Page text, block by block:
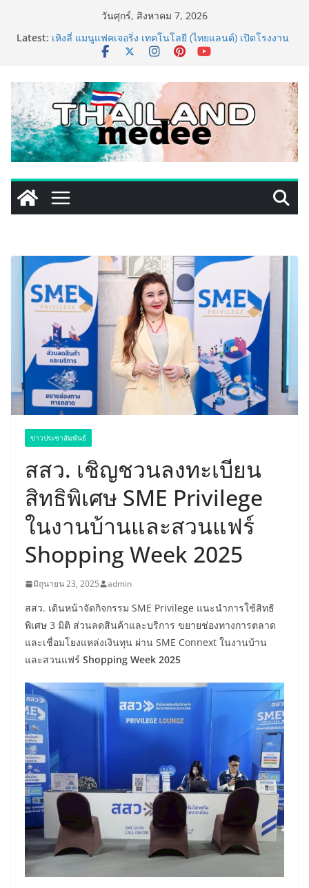
วันศุกร์, สิงหาคม 7, 2026
Latest: ททท. ประกาศความสำเร็จ Village to the World Season
5 ผนึก 9 พันธมิตร ขับเคลื่อน ESG Tourism สืบสานพระ
เหิงลี่ แมนูแฟคเจอริ่ง เทคโนโลยี (ไทยแลนด์) เปิดโรงงาน
แห่งใหม่ในชลบุรี เดินหน้าขยายฐานการผลิตสู่เอเชียตะวัน
ออกเฉียงใต้ เสริมแกร่งยุทธศาสตร์ระดับโลก
TECNO ประกาศทรานส์ฟอร์มจากเกมมิ่งโฟน สู่ไลฟ์สไตล์
แฟชั่นไอเท็ม เสิร์ฟใหญ่ปักหมุดแลนมาร์คใหม่กลางสถานี
MRT วาง POVA 8 Series จุดเริ่มต้นครั้งสำคัญ
ครั้งแรกของอุตสาหกรรมสีไทย นิปปอนเพนต์ผนึก 6 พันธ
มิตรโมเดิร์นเทรดชั้นนำ นำร่องเปิดตัว “NIPPON PAINT
WORRY FREE” โปรแกรมดูแลคุณภาพฟิล์มสีหลังการขาย
ยกระดับความมั่นใจลูกค้าด้วยผลิตภัณฑ์คุณภาพและ
บริการหลังการขายที่ครบวงจร
คุณภาพจากทั่วไทย วันนี้ – 8 สิงหาคมนี้ ณ ลานคนเมือง
ข่าวประชาสัมพันธ์
สสว. เชิญชวนลงทะเบียน
สิทธิพิเศษ SME Privilege
ในงานบ้านและสวนแฟร์
Shopping Week 2025
มิถุนายน 23, 2025 admin
สสว. เดินหน้าจัดกิจกรรม SME Privilege แนะนำการใช้สิทธิ
พิเศษ 3 มิติ ส่วนลดสินค้าและบริการ ขยายช่องทางการตลาด
และเชื่อมโยงแหล่งเงินทุน ผ่าน SME Connext ในงานบ้าน
และสวนแฟร์ Shopping Week 2025